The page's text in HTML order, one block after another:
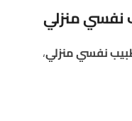
نفسي منزلي
نفسي منزلي،